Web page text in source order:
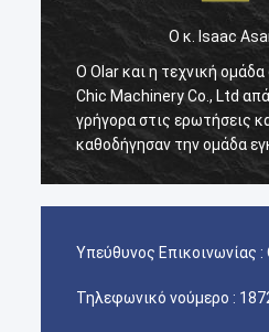
Ο κ. Isaac
Ο Olar και η τεχνική
Chic Machinery Co., Ltd
γρήγορα στις ερωτήσεις
καθοδήγησαν την ομάδα
όλη τη διαδικασία. Στο
αγορά.
Υπεύθυνος Επικοινωνίας :
Τηλεφωνικό νούμερο :